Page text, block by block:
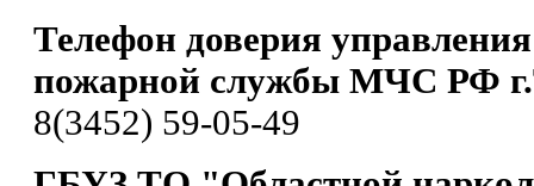
Телефон доверия
пожарной службы МЧС РФ
8(3452) 59-05-49